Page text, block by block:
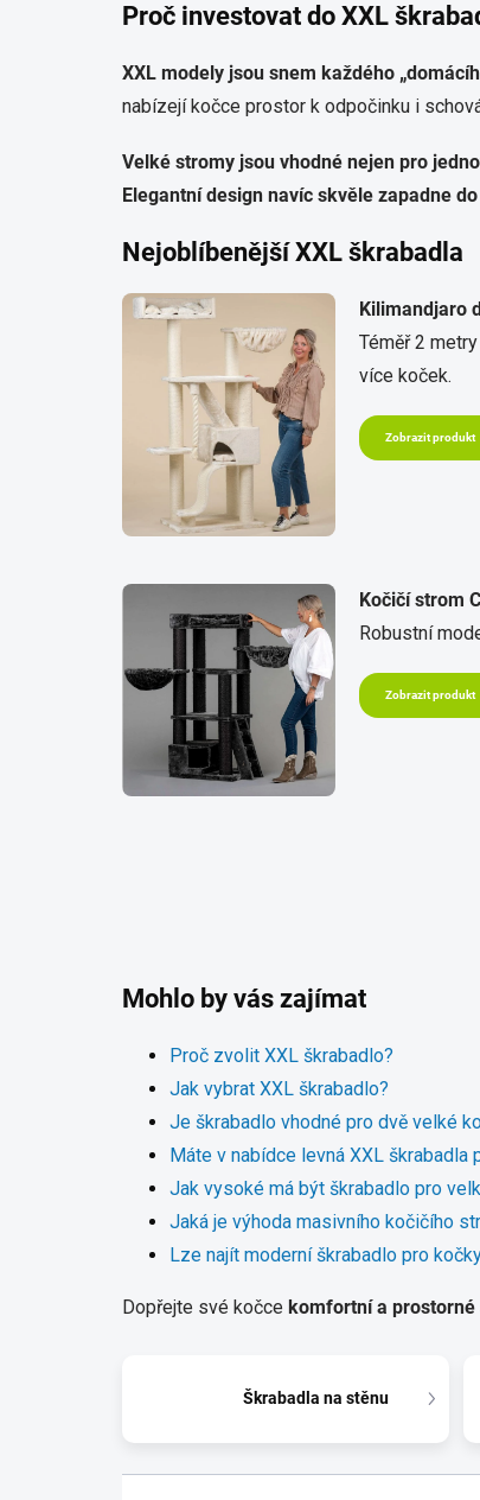
Proč investovat do XXL
XXL modely jsou snem každého
nabízejí kočce prostor k odpočinku i
Velké stromy jsou vhodné nejen pro
Elegantní design navíc skvěle zapadne
Nejoblíbenější XXL škrabadla
Kilimandjaro
Téměř 2
více koček.
Zobrazit produkt
Kočičí strom
Robustní
Zobrazit produkt
Mohlo by vás zajímat
Proč zvolit XXL škrabadlo?
Jak vybrat XXL škrabadlo?
Je škrabadlo vhodné pro dvě velké
Máte v nabídce levná XXL škrabadla
Jak vysoké má být škrabadlo pro
Jaká je výhoda masivního kočičího
Lze najít moderní škrabadlo pro
Dopřejte své kočce komfortní a prostorné
Škrabadla na stěnu